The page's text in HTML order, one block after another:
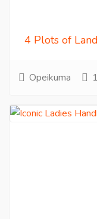
4 Plots of
Opeikuma